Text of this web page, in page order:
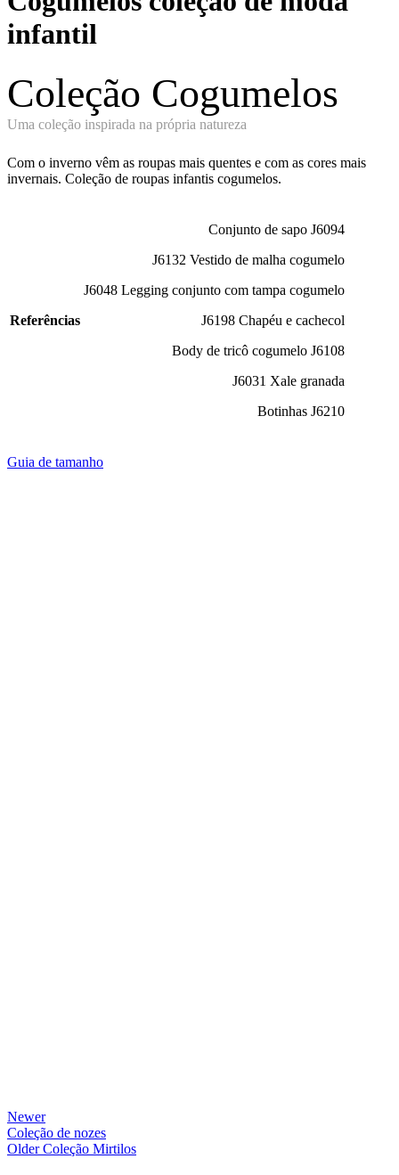
infantil
Coleção Cogumelos
Uma coleção inspirada na própria natureza
Com o inverno vêm as roupas mais quentes e com as cores mais
invernais. Coleção de roupas infantis cogumelos.
Referências
Conjunto de sapo J6094
J6132 Vestido de malha cogumelo
J6048 Legging conjunto com tampa cogumelo
J6198 Chapéu e cachecol
Body de tricô cogumelo J6108
J6031 Xale granada
Botinhas J6210
Guia de tamanho
Newer
Coleção de nozes
Older Coleção Mirtilos